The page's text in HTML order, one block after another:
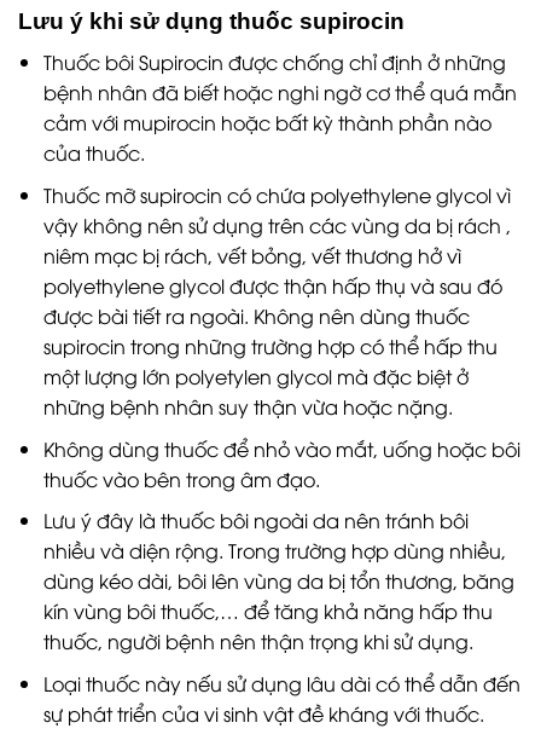
Lưu ý khi sử dụng thuốc supirocin
Thuốc bôi Supirocin được chống chỉ định ở những
bệnh nhân đã biết hoặc nghi ngờ cơ thể quá mẫn
cảm với mupirocin hoặc bất kỳ thành phần nào
của thuốc.
Thuốc mỡ supirocin có chứa polyethylene glycol vì
vậy không nên sử dụng trên các vùng da bị rách ,
niêm mạc bị rách, vết bỏng, vết thương hở vì
polyethylene glycol được thận hấp thụ và sau đó
được bài tiết ra ngoài. Không nên dùng thuốc
supirocin trong những trường hợp có thể hấp thu
một lượng lớn polyetylen glycol mà đặc biệt ở
những bệnh nhân suy thận vừa hoặc nặng.
Không dùng thuốc để nhỏ vào mắt, uống hoặc bôi
thuốc vào bên trong âm đạo.
Lưu ý đây là thuốc bôi ngoài da nên tránh bôi
nhiều và diện rộng. Trong trường hợp dùng nhiều,
dùng kéo dài, bôi lên vùng da bị tổn thương, băng
kín vùng bôi thuốc,… để tăng khả năng hấp thu
thuốc, người bệnh nên thận trọng khi sử dụng.
Loại thuốc này nếu sử dụng lâu dài có thể dẫn đến
sự phát triển của vi sinh vật đề kháng với thuốc.